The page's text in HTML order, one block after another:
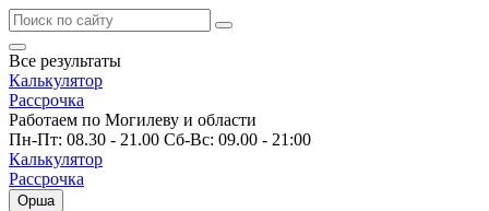
Все результаты
Калькулятор
Рассрочка
Работаем по Могилеву и области
Пн-Пт: 08.30 - 21.00 Сб-Вс: 09.00 - 21:00
Калькулятор
Рассрочка
Орша